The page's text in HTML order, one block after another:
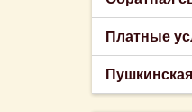
Платные